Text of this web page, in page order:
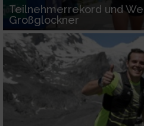
Teilnehmerrekord und
Großglockner